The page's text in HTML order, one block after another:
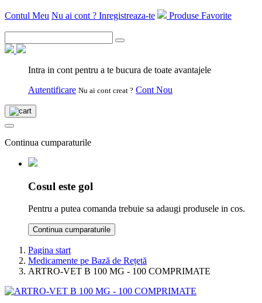
Contul Meu Nu ai cont ? Inregistreaza-te Produse Favorite
Intra in cont pentru a te bucura de toate avantajele
Autentificare Nu ai cont creat ? Cont Nou
Continua cumparaturile
Cosul este gol
Pentru a putea comanda trebuie sa adaugi produsele in cos.
Continua cumparaturile
Pagina start
Medicamente pe Bază de Rețetă
ARTRO-VET B 100 MG - 100 COMPRIMATE